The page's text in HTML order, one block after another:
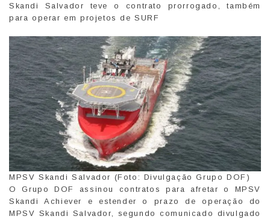
Skandi Salvador teve o contrato prorrogado, também
para operar em projetos de SURF
MPSV Skandi Salvador (Foto: Divulgação Grupo DOF)
O Grupo DOF assinou contratos para afretar o MPSV
Skandi Achiever e estender o prazo de operação do
MPSV Skandi Salvador, segundo comunicado divulgado